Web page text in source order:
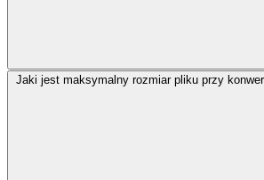
Jaki jest maksymalny rozmiar pliku przy